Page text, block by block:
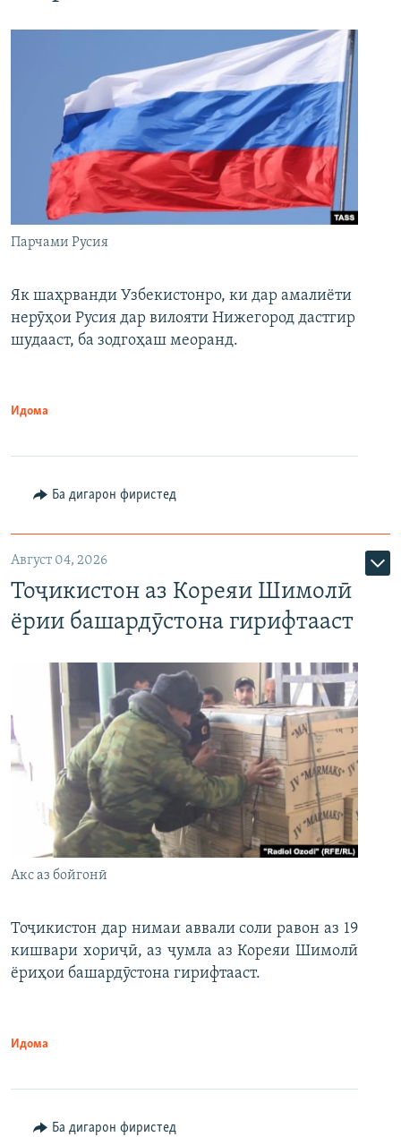
Парчами Русия
Як шаҳрванди Узбекистонро, ки дар амалиёти
нерӯҳои Русия дар вилояти Нижегород дастгир
шудааст, ба зодгоҳаш меоранд.
Идома
Ба дигарон фиристед
Август 04, 2026
Тоҷикистон аз Кореяи Шимолӣ
ёрии башардӯстона гирифтааст
Акс аз бойгонӣ
Тоҷикистон дар нимаи аввали соли равон аз 19
кишвари хориҷӣ, аз ҷумла аз Кореяи Шимолӣ
ёриҳои башардӯстона гирифтааст.
Идома
Ба дигарон фиристед